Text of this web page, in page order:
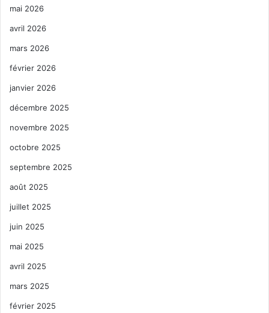
mai 2026
avril 2026
mars 2026
février 2026
janvier 2026
décembre 2025
novembre 2025
octobre 2025
septembre 2025
août 2025
juillet 2025
juin 2025
mai 2025
avril 2025
mars 2025
février 2025